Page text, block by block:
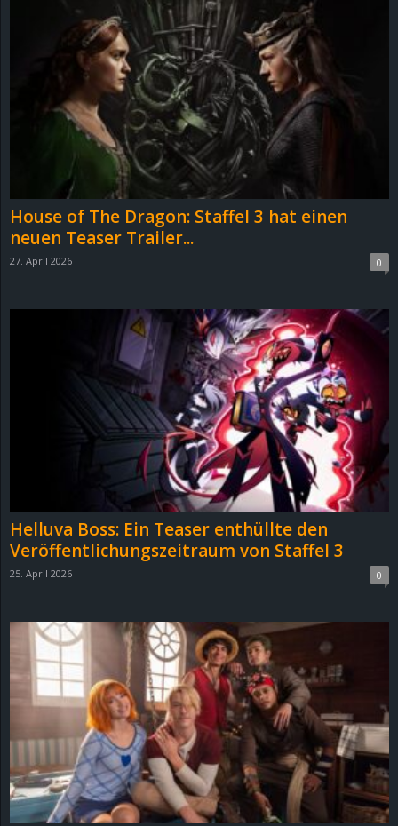
House of The Dragon: Staffel 3 hat einen
neuen Teaser Trailer...
27. April 2026 0
Helluva Boss: Ein Teaser enthüllte den
Veröffentlichungszeitraum von Staffel 3
25. April 2026 0